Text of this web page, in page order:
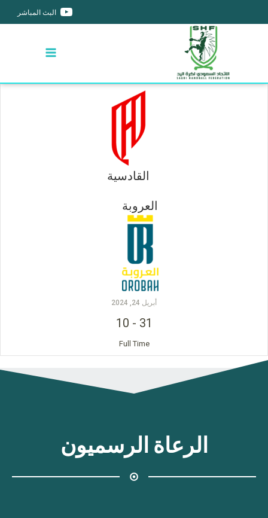
البث المباشر
القادسية
العروبة
أبريل 24, 2024
31
-
10
Full Time
الرعاة الرسميون